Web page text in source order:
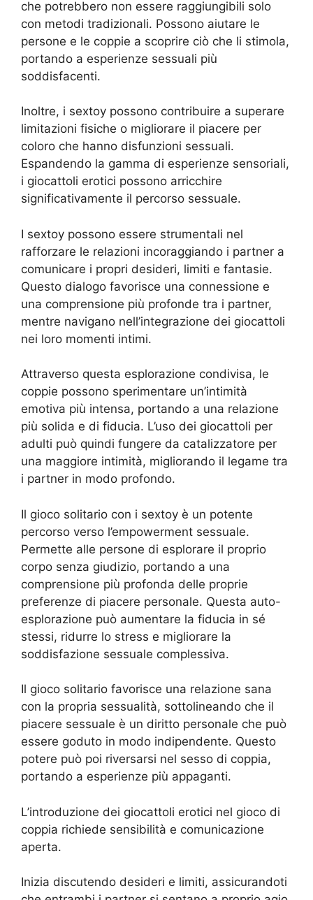
che potrebbero non essere raggiungibili solo
con metodi tradizionali. Possono aiutare le
persone e le coppie a scoprire ciò che li stimola,
portando a esperienze sessuali più
soddisfacenti.
Inoltre, i sextoy possono contribuire a superare
limitazioni fisiche o migliorare il piacere per
coloro che hanno disfunzioni sessuali.
Espandendo la gamma di esperienze sensoriali,
i giocattoli erotici possono arricchire
significativamente il percorso sessuale.
I sextoy possono essere strumentali nel
rafforzare le relazioni incoraggiando i partner a
comunicare i propri desideri, limiti e fantasie.
Questo dialogo favorisce una connessione e
una comprensione più profonde tra i partner,
mentre navigano nell’integrazione dei giocattoli
nei loro momenti intimi.
Attraverso questa esplorazione condivisa, le
coppie possono sperimentare un’intimità
emotiva più intensa, portando a una relazione
più solida e di fiducia. L’uso dei giocattoli per
adulti può quindi fungere da catalizzatore per
una maggiore intimità, migliorando il legame tra
i partner in modo profondo.
Il gioco solitario con i sextoy è un potente
percorso verso l’empowerment sessuale.
Permette alle persone di esplorare il proprio
corpo senza giudizio, portando a una
comprensione più profonda delle proprie
preferenze di piacere personale. Questa auto-
esplorazione può aumentare la fiducia in sé
stessi, ridurre lo stress e migliorare la
soddisfazione sessuale complessiva.
Il gioco solitario favorisce una relazione sana
con la propria sessualità, sottolineando che il
piacere sessuale è un diritto personale che può
essere goduto in modo indipendente. Questo
potere può poi riversarsi nel sesso di coppia,
portando a esperienze più appaganti.
L’introduzione dei giocattoli erotici nel gioco di
coppia richiede sensibilità e comunicazione
aperta.
Inizia discutendo desideri e limiti, assicurandoti